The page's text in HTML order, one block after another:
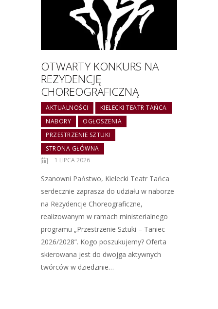
OTWARTY KONKURS NA
REZYDENCJĘ
CHOREOGRAFICZNĄ
AKTUALNOŚCI
KIELECKI TEATR TAŃCA
NABORY
OGŁOSZENIA
PRZESTRZENIE SZTUKI
STRONA GŁÓWNA
1 LIPCA 2026
Szanowni Państwo, Kielecki Teatr Tańca
serdecznie zaprasza do udziału w naborze
na Rezydencje Choreograficzne,
realizowanym w ramach ministerialnego
programu „Przestrzenie Sztuki – Taniec
2026/2028”. Kogo poszukujemy? Oferta
skierowana jest do dwojga aktywnych
twórców w dziedzinie…